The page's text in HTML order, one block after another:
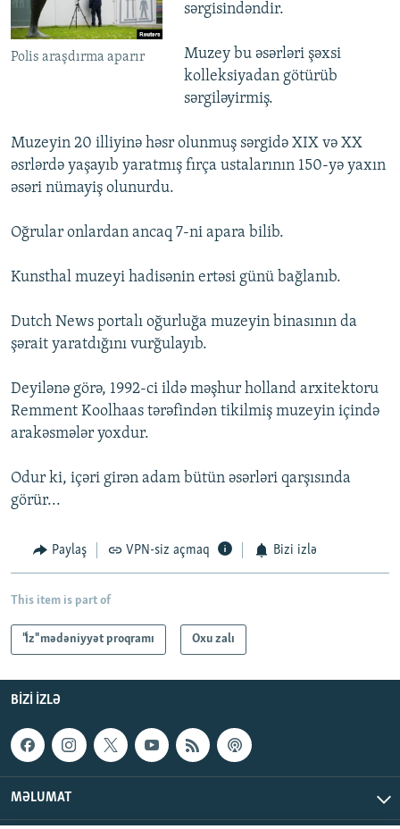
Polis araşdırma aparır
sərgisindəndir.
Muzey bu əsərləri şəxsi
kolleksiyadan götürüb
sərgiləyirmiş.
Muzeyin 20 illiyinə həsr olunmuş sərgidə XIX və XX
əsrlərdə yaşayıb yaratmış fırça ustalarının 150-yə yaxın
əsəri nümayiş olunurdu.
Oğrular onlardan ancaq 7-ni apara bilib.
Kunsthal muzeyi hadisənin ertəsi günü bağlanıb.
Dutch News portalı oğurluğa muzeyin binasının da
şərait yaratdığını vurğulayıb.
Deyilənə görə, 1992-ci ildə məşhur holland arxitektoru
Remment Koolhaas tərəfindən tikilmiş muzeyin içində
arakəsmələr yoxdur.
Odur ki, içəri girən adam bütün əsərləri qarşısında
görür...
Paylaş VPN-siz açmaq Bizi izlə
This item is part of
"İz" mədəniyyət proqramı Oxu zalı
BIZI IZLƏ
MƏLUMAT